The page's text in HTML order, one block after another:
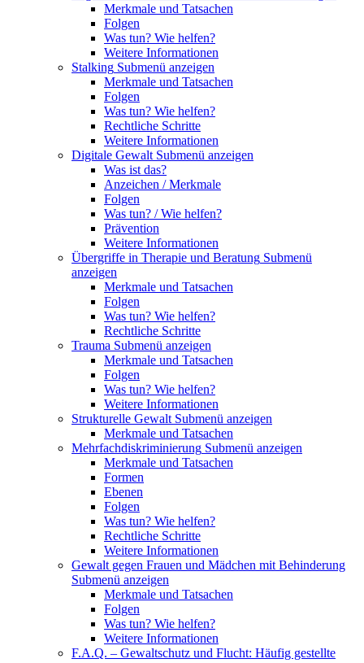
Merkmale und Tatsachen
Folgen
Was tun? Wie helfen?
Weitere Informationen
Stalking Submenü anzeigen
Merkmale und Tatsachen
Folgen
Was tun? Wie helfen?
Rechtliche Schritte
Weitere Informationen
Digitale Gewalt Submenü anzeigen
Was ist das?
Anzeichen / Merkmale
Folgen
Was tun? / Wie helfen?
Prävention
Weitere Informationen
Übergriffe in Therapie und Beratung Submenü
anzeigen
Merkmale und Tatsachen
Folgen
Was tun? Wie helfen?
Rechtliche Schritte
Trauma Submenü anzeigen
Merkmale und Tatsachen
Folgen
Was tun? Wie helfen?
Weitere Informationen
Strukturelle Gewalt Submenü anzeigen
Merkmale und Tatsachen
Mehrfachdiskriminierung Submenü anzeigen
Merkmale und Tatsachen
Formen
Ebenen
Folgen
Was tun? Wie helfen?
Rechtliche Schritte
Weitere Informationen
Gewalt gegen Frauen und Mädchen mit Behinderung
Submenü anzeigen
Merkmale und Tatsachen
Folgen
Was tun? Wie helfen?
Weitere Informationen
F.A.Q. – Gewaltschutz und Flucht: Häufig gestellte